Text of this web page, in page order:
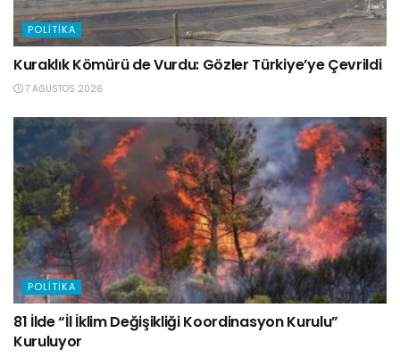
POLITIKA
Kuraklık Kömürü de Vurdu: Gözler Türkiye’ye Çevrildi
7 AĞUSTOS 2026
POLITIKA
81 İlde “İl İklim Değişikliği Koordinasyon Kurulu”
Kuruluyor